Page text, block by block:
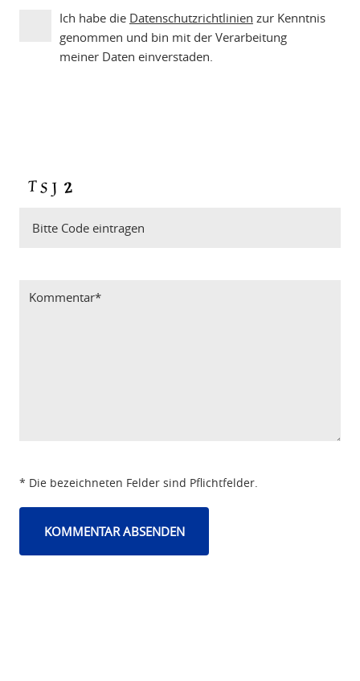
Ich habe die Datenschutzrichtlinien zur Kenntnis
genommen und bin mit der Verarbeitung
meiner Daten einverstaden.
* Die bezeichneten Felder sind Pflichtfelder.